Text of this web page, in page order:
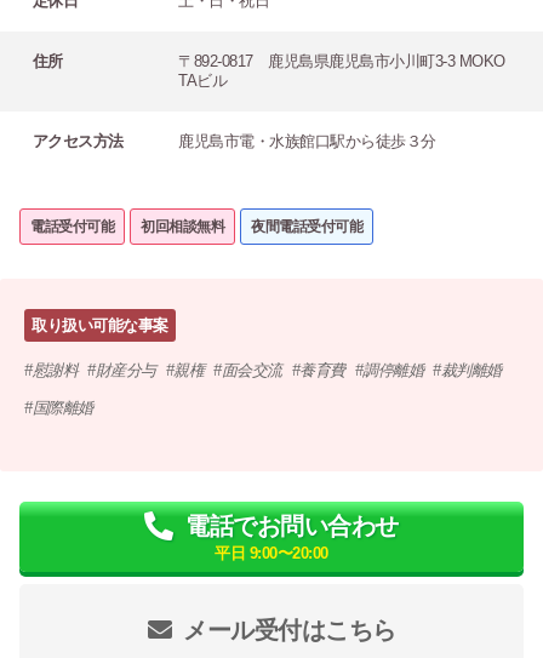
住所
〒892-0817 鹿児島県鹿児島市小川町3-3 MOKO
TAビル
アクセス方法 鹿児島市電・水族館口駅から徒歩３分
電話受付可能 初回相談無料 夜間電話受付可能
取り扱い可能な事案
慰謝料 財産分与 親権 面会交流 養育費 調停離婚 裁判離婚
国際離婚
メール受付はこちら
電話でお問い合わせ
平日 9:00〜20:00